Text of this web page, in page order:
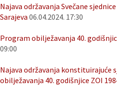
Najava održavanja Svečane
Sarajeva 06.04.2024. 17:30
Program obilježavanja 40.
09:00
Najava održavanja konstituirajuće
obilježavanja 40. godišnjice ZOI